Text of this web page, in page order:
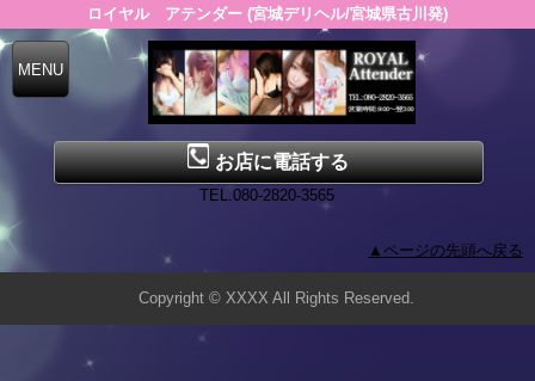
ロイヤル アテンダー (宮城デリヘル/宮城県古川発)
お店に電話する
TEL.080-2820-3565
▲ページの先頭へ戻る
Copyright © XXXX All Rights Reserved.